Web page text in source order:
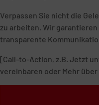
Verpassen Sie nicht die
zu arbeiten. Wir
transparente
[Call-to-Action, z.B. Jetzt
vereinbaren oder Mehr